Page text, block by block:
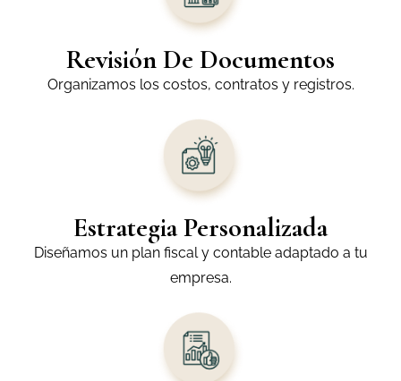
Revisión De Documentos
Organizamos los costos, contratos y registros.
Estrategia Personalizada
Diseñamos un plan fiscal y contable adaptado a tu
empresa.